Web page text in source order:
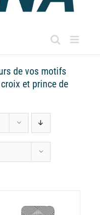
de vos motifs
et prince de